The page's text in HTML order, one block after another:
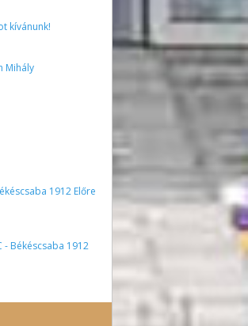
kívánunk!
Mihály
1912 Előre
- Békéscsaba 1912